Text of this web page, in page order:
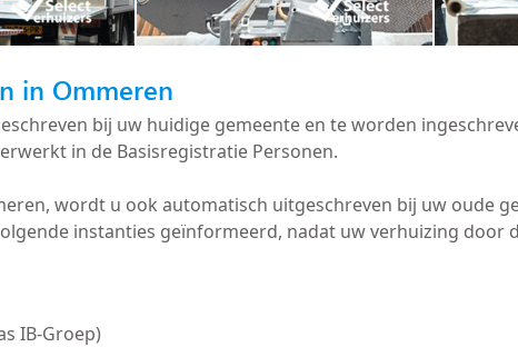
in Ommeren
bij uw huidige gemeente en te worden
in de Basisregistratie Personen.
wordt u ook automatisch uitgeschreven bij uw oude
instanties geïnformeerd, nadat uw verhuizing door
IB-Groep)